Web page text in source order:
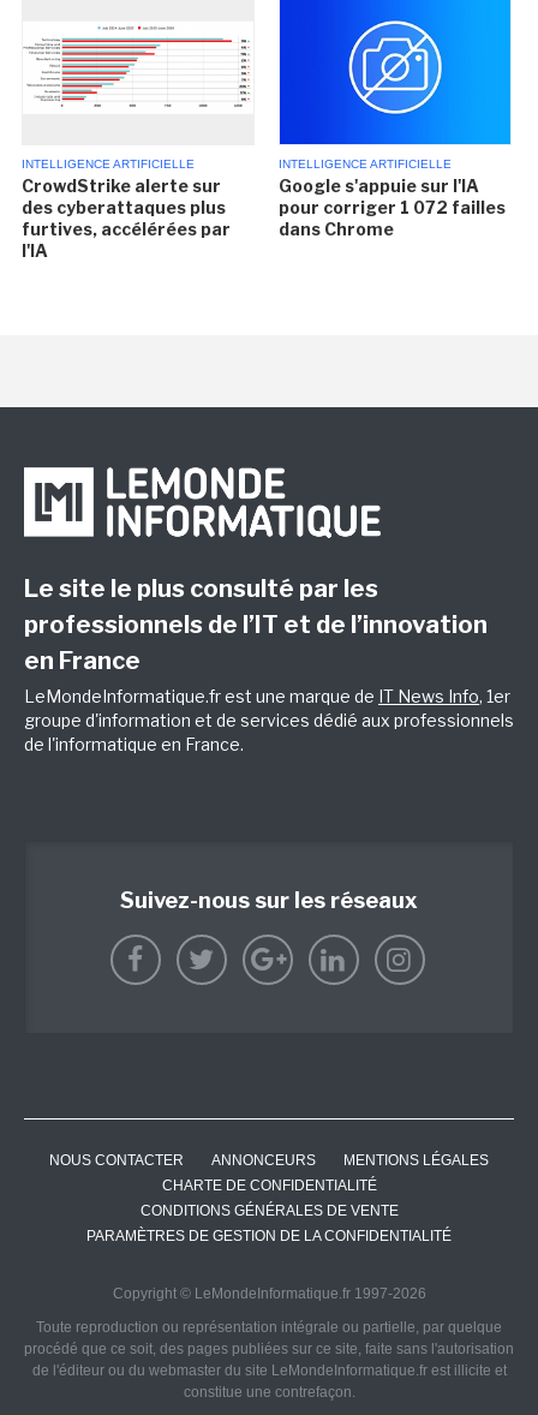
INTELLIGENCE ARTIFICIELLE
CrowdStrike alerte sur
des cyberattaques plus
furtives, accélérées par
l'IA
INTELLIGENCE ARTIFICIELLE
Google s'appuie sur l'IA
pour corriger 1 072 failles
dans Chrome
Le site le plus consulté par les
professionnels de l’IT et de l’innovation
en France
LeMondeInformatique.fr est une marque de IT News Info, 1er
groupe d'information et de services dédié aux professionnels
de l'informatique en France.
Suivez-nous sur les réseaux
NOUS CONTACTER ANNONCEURS
MENTIONS LÉGALES
CHARTE DE CONFIDENTIALITÉ
CONDITIONS GÉNÉRALES DE VENTE
PARAMÈTRES DE GESTION DE LA CONFIDENTIALITÉ
Copyright © LeMondeInformatique.fr 1997-2026
Toute reproduction ou représentation intégrale ou partielle, par quelque
procédé que ce soit, des pages publiées sur ce site, faite sans l'autorisation
de l'éditeur ou du webmaster du site LeMondeInformatique.fr est illicite et
constitue une contrefaçon.